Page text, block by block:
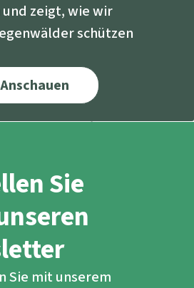
zeigt, wie wir
schützen
Anschauen
Sie
Sie mit unserem